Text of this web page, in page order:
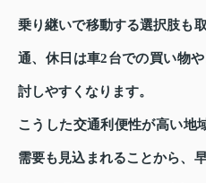
乗り継いで移動する選択肢も
通、休日は車2台での買い物
討しやすくなります。
こうした交通利便性が高い地
需要も見込まれることから、